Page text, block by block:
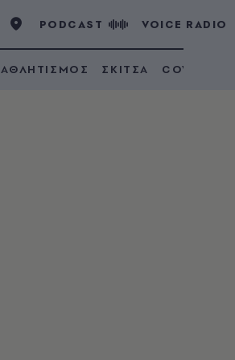
PODCAST VOICE RADIO
ΑΘΛΗΤΙΣΜΟΣ ΣΚΙΤΣΑ COVID 19